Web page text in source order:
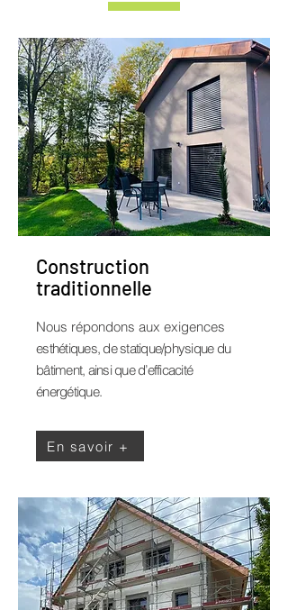
Construction
traditionnelle
Nous répondons aux exigences
esthétiques, de statique/physique du
bâtiment, ainsi que d’efficacité
énergétique.
En savoir +